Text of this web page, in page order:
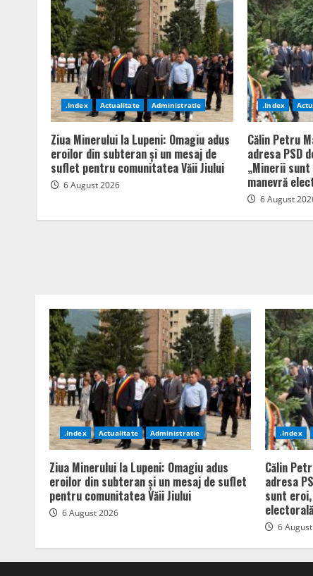
.Index Actualitate Administratie
Ziua Minerului la Lupeni: Omagiu adus
eroilor din subteran și un mesaj de
suflet pentru comunitatea Văii Jiului
6 August 2026
.Index
Călin Petru
adresa PSD
„Minerii sunt
manevră
6 August
.Index Actualitate Administratie
Ziua Minerului la Lupeni: Omagiu adus
eroilor din subteran și un mesaj de suflet
pentru comunitatea Văii Jiului
6 August 2026
.Index
Călin
adresa
sunt eroi,
6